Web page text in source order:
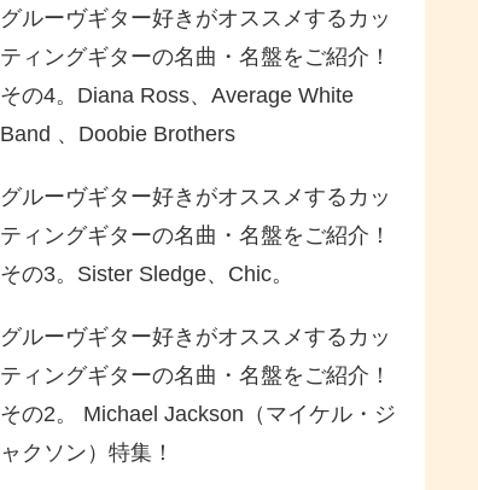
グルーヴギター好きがオススメするカッ
ティングギターの名曲・名盤をご紹介！
その4。Diana Ross、Average White
Band 、Doobie Brothers
グルーヴギター好きがオススメするカッ
ティングギターの名曲・名盤をご紹介！
その3。Sister Sledge、Chic。
グルーヴギター好きがオススメするカッ
ティングギターの名曲・名盤をご紹介！
その2。 Michael Jackson（マイケル・ジ
ャクソン）特集！